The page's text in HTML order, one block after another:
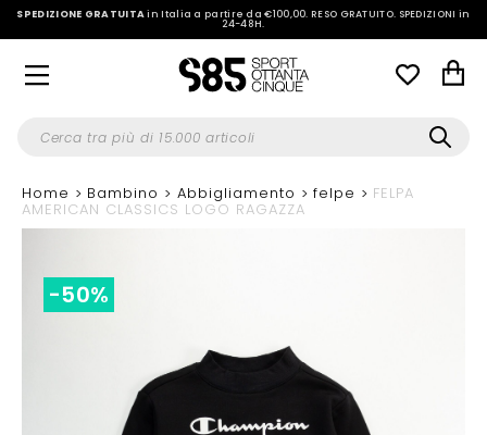
SPEDIZIONE GRATUITAin Italia a partire da €100,00.RESO GRATUITO. SPEDIZIONI in
24-48H.
Home Bambino Abbigliamento felpe FELPA
AMERICAN CLASSICS LOGO RAGAZZA
-50%